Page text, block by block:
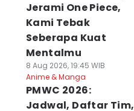
Jerami One Piece,
Kami Tebak
Seberapa Kuat
Mentalmu
8 Aug 2026, 19:45 WIB
Anime & Manga
PMWC 2026:
Jadwal, Daftar Tim,